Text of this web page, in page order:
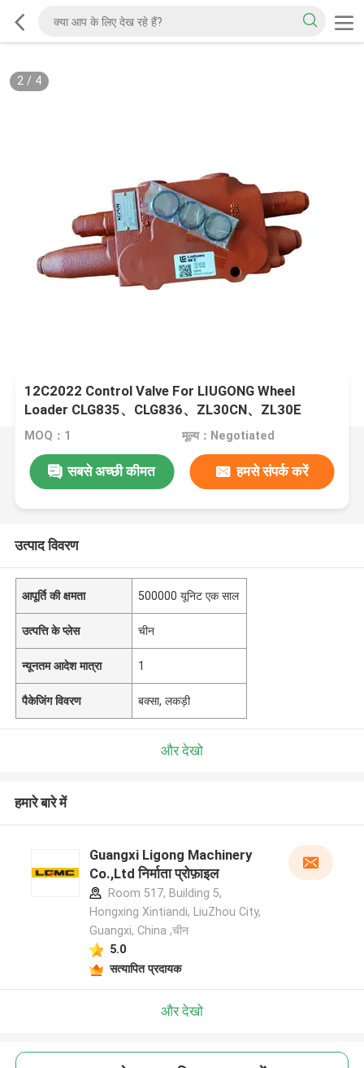
2/ 4
12C2022 Control Valve For LIUGONG Wheel
Loader CLG835、CLG836、ZL30CN、ZL30E
CLG842、ZL40B CLG850H、CLG855H
MOQ：1 मूल्य：Negotiated
सबसे अच्छी कीमत हमसे संपर्क करें
उत्पाद विवरण
आपूर्ति की क्षमता 500000 यूनिट एक साल
उत्पत्ति के प्लेस चीन
न्यूनतम आदेश मात्रा 1
पैकेजिंग विवरण बक्सा, लकड़ी
और देखो
हमारे बारे में
Guangxi Ligong Machinery
Co.,Ltd निर्माता प्रोफ़ाइल
Room 517, Building 5,
Hongxing Xintiandi, LiuZhou City,
Guangxi, China ,चीन
5.0
सत्यापित प्रदायक
और देखो